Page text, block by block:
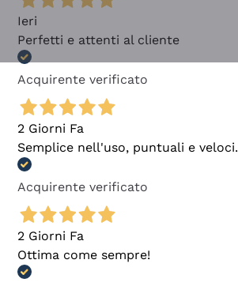
Ieri
Perfetti e attenti al cliente
Acquirente verificato
2 Giorni Fa
Semplice nell'uso, puntuali e veloci.
Acquirente verificato
2 Giorni Fa
Ottima come sempre!